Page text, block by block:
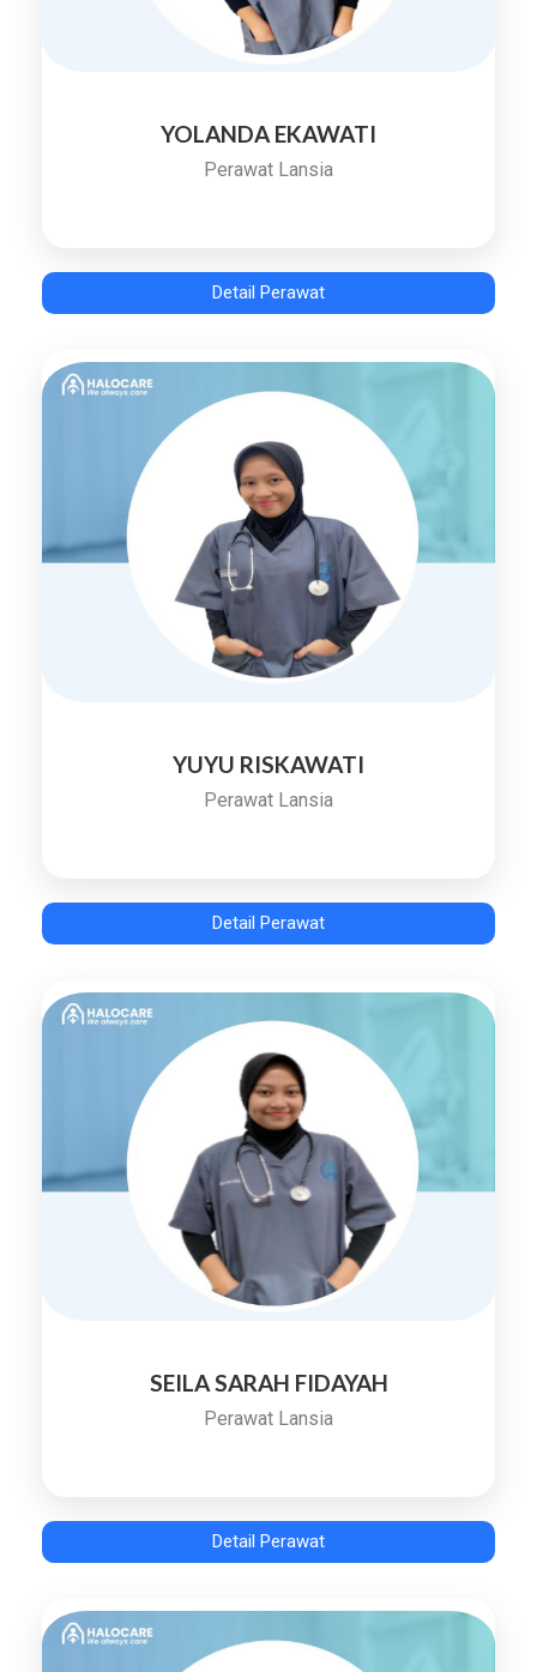
YOLANDA EKAWATI
Perawat Lansia
Detail Perawat
YUYU RISKAWATI
Perawat Lansia
Detail Perawat
SEILA SARAH FIDAYAH
Perawat Lansia
Detail Perawat